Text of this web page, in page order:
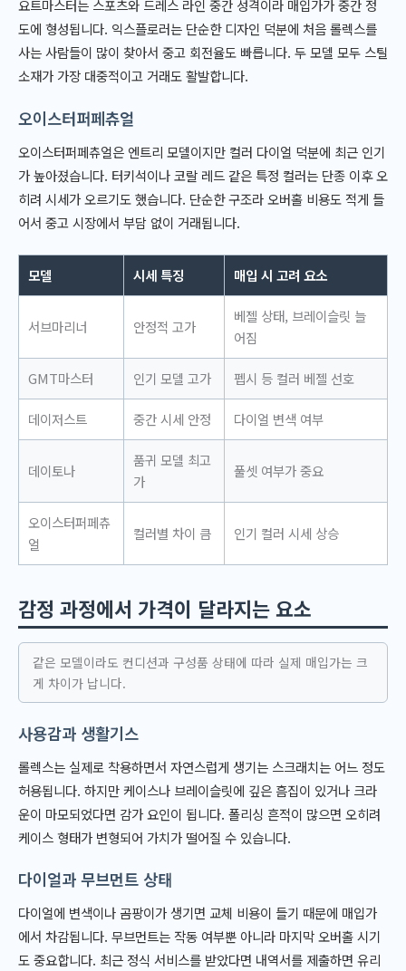
요트마스터는 스포츠와 드레스 라인 중간 성격이라 매입가가 중간 정
도에 형성됩니다. 익스플로러는 단순한 디자인 덕분에 처음 롤렉스를
사는 사람들이 많이 찾아서 중고 회전율도 빠릅니다. 두 모델 모두 스틸
소재가 가장 대중적이고 거래도 활발합니다.
오이스터퍼페츄얼
오이스터퍼페츄얼은 엔트리 모델이지만 컬러 다이얼 덕분에 최근 인기
가 높아졌습니다. 터키석이나 코랄 레드 같은 특정 컬러는 단종 이후 오
히려 시세가 오르기도 했습니다. 단순한 구조라 오버홀 비용도 적게 들
어서 중고 시장에서 부담 없이 거래됩니다.
모델 시세 특징 매입 시 고려 요소
서브마리너 안정적 고가
베젤 상태, 브레이슬릿 늘
어짐
GMT마스터 인기 모델 고가 펩시 등 컬러 베젤 선호
데이저스트 중간 시세 안정 다이얼 변색 여부
데이토나
품귀 모델 최고
가
풀셋 여부가 중요
오이스터퍼페츄
얼
컬러별 차이 큼 인기 컬러 시세 상승
감정 과정에서 가격이 달라지는 요소
같은 모델이라도 컨디션과 구성품 상태에 따라 실제 매입가는 크
게 차이가 납니다.
사용감과 생활기스
롤렉스는 실제로 착용하면서 자연스럽게 생기는 스크래치는 어느 정도
허용됩니다. 하지만 케이스나 브레이슬릿에 깊은 흠집이 있거나 크라
운이 마모되었다면 감가 요인이 됩니다. 폴리싱 흔적이 많으면 오히려
케이스 형태가 변형되어 가치가 떨어질 수 있습니다.
다이얼과 무브먼트 상태
다이얼에 변색이나 곰팡이가 생기면 교체 비용이 들기 때문에 매입가
에서 차감됩니다. 무브먼트는 작동 여부뿐 아니라 마지막 오버홀 시기
도 중요합니다. 최근 정식 서비스를 받았다면 내역서를 제출하면 유리